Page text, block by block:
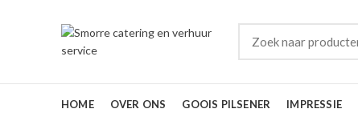
HOME OVER ONS GOOIS PILSENER IMPRESSIE